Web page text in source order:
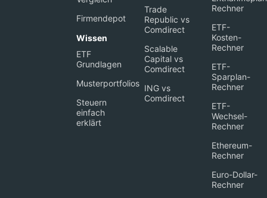
Firmendepot
Wissen
ETF
Grundlagen
Musterportfolios
Steuern
einfach
erklärt
Trade
Republic vs
Comdirect
Scalable
Capital vs
Comdirect
ING vs
Comdirect
Rechner
ETF-
Kosten-
Rechner
ETF-
Sparplan-
Rechner
ETF-
Wechsel-
Rechner
Ethereum-
Rechner
Euro-Dollar-
Rechner